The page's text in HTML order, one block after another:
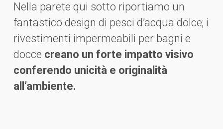
Nella parete qui sotto riportiamo un
fantastico design di pesci d’acqua dolce; i
rivestimenti impermeabili per bagni e
docce creano un forte impatto visivo
conferendo unicità e originalità
all’ambiente.